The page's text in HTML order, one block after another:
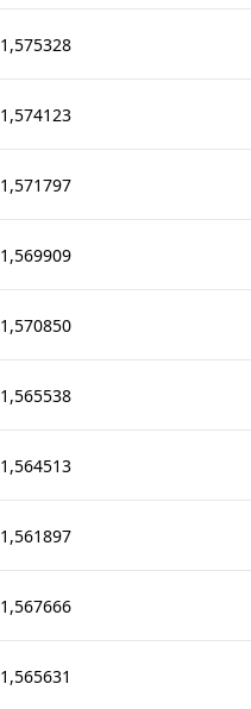
1,575328
1,574123
1,571797
1,569909
1,570850
1,565538
1,564513
1,561897
1,567666
1,565631